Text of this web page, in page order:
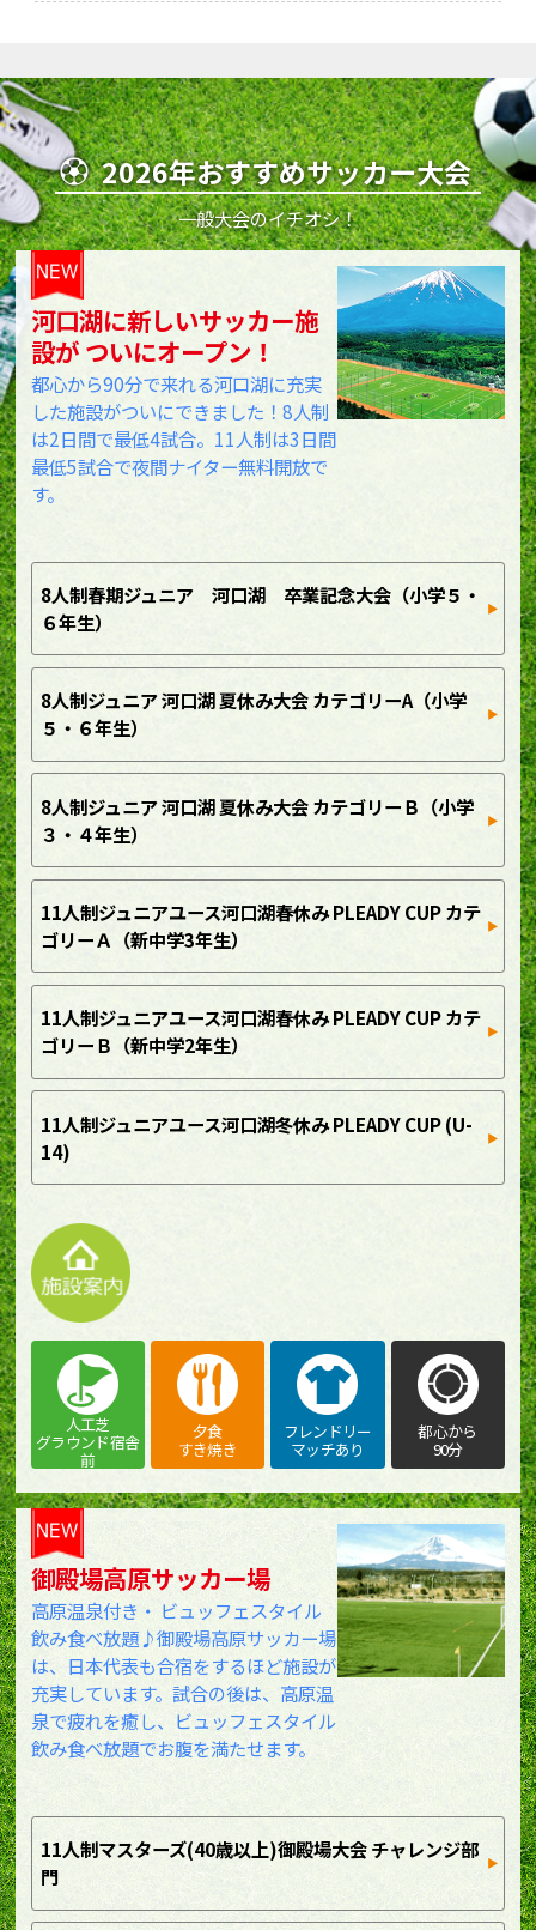
2026年おすすめサッカー大会
一般大会のイチオシ！
河口湖に新しいサッカー施
設が ついにオープン！
都心から90分で来れる河口湖に充実
した施設がついにできました！8人制
は2日間で最低4試合。11人制は3日間
最低5試合で夜間ナイター無料開放で
す。
8人制春期ジュニア 河口湖 卒業記念大会（小学５・
６年生）
8人制ジュニア 河口湖 夏休み大会 カテゴリーA（小学
５・６年生）
8人制ジュニア 河口湖 夏休み大会 カテゴリーＢ（小学
３・４年生）
11人制ジュニアユース河口湖春休み PLEADY CUP カテ
ゴリーＡ（新中学3年生）
11人制ジュニアユース河口湖春休み PLEADY CUP カテ
ゴリーＢ（新中学2年生）
11人制ジュニアユース河口湖冬休み PLEADY CUP (U-
14)
人工芝
グラウンド宿舎
前
夕食
すき焼き
フレンドリー
マッチあり
都心から
90分
御殿場高原サッカー場
高原温泉付き・ ビュッフェスタイル
飲み食べ放題♪御殿場高原サッカー場
は、日本代表も合宿をするほど施設が
充実しています。試合の後は、高原温
泉で疲れを癒し、ビュッフェスタイル
飲み食べ放題でお腹を満たせます。
11人制マスターズ(40歳以上)御殿場大会 チャレンジ部
門